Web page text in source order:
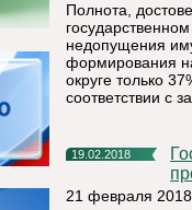
Полнота,
недопущения
формирования
округе только
соответствии с
19.02.2018
Госавтоинспекторы проверят водителей во время массовых
21 февраля 2018